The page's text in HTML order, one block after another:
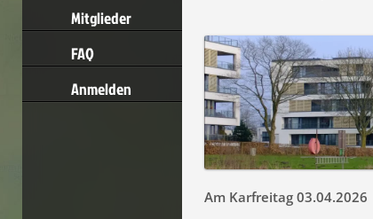
Mitglieder
FAQ
Anmelden
Am Karfreitag 03.04.2026